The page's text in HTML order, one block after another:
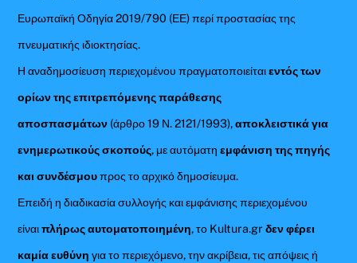
Ευρωπαϊκή Οδηγία 2019/790 (ΕΕ) περί προστασίας της
πνευματικής ιδιοκτησίας.
Η αναδημοσίευση περιεχομένου πραγματοποιείταιεντός των
ορίων της επιτρεπόμενης παράθεσης
αποσπασμάτων (άρθρο 19 Ν. 2121/1993),αποκλειστικά για
ενημερωτικούς σκοπούς, με αυτόματηεμφάνιση της πηγής
και συνδέσμουπρος το αρχικό δημοσίευμα.
Επειδή η διαδικασία συλλογής και εμφάνισης περιεχομένου
είναιπλήρως αυτοματοποιημένη, το Kultura.grδεν φέρει
καμία ευθύνη για το περιεχόμενο, την ακρίβεια, τις απόψεις ή